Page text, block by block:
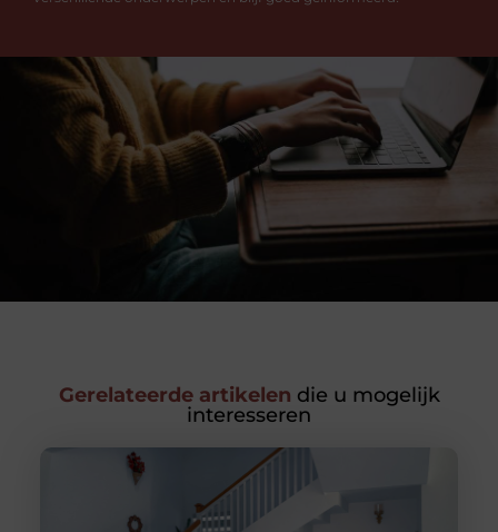
Gerelateerde artikelen die u mogelijk
interesseren